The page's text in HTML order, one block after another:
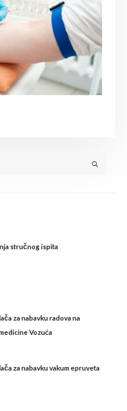
stručnog ispita
za nabavku radova na
Vozuća
za nabavku vakum epruveta